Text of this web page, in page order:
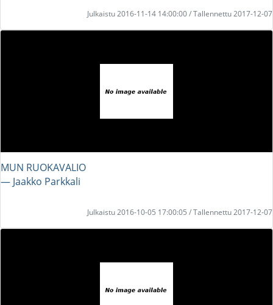
Julkaistu 2016-11-14 14:00:00 / Tallennettu 2017-12-07
MUN RUOKAVALIO
― Jaakko Parkkali
Julkaistu 2016-10-05 17:00:05 / Tallennettu 2017-12-07